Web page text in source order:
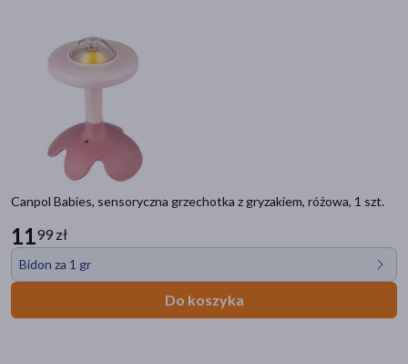
Canpol Babies, sensoryczna grzechotka z gryzakiem, różowa, 1 szt.
1199 zł
Bidon za 1 gr
Do koszyka